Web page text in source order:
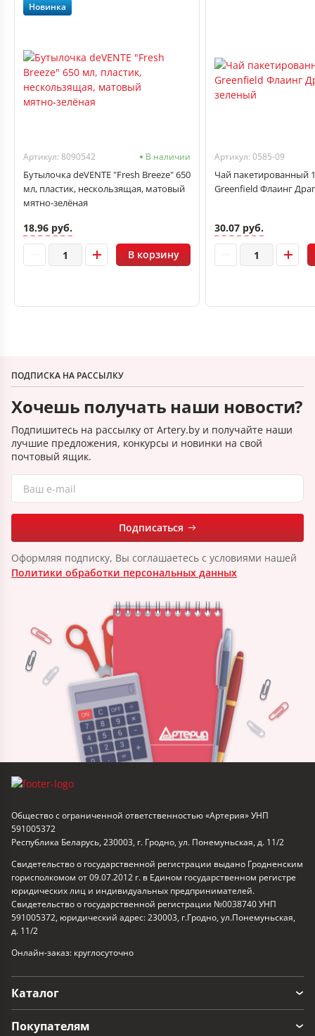
Новинка
Артикул: 8090542 В наличии
Бутылочка deVENTE "Fresh Breeze" 650
мл, пластик, нескользящая, матовый
мятно‑зелёная
18.96 руб.
В корзину
Артикул: 0585-09
Чай пакетированный
Greenfield Флаинг
30.07 руб.
ПОДПИСКА НА РАССЫЛКУ
Хочешь получать наши новости?
Подпишитесь на рассылку от Artery.by и получайте наши
лучшие предложения, конкурсы и новинки на свой
почтовый ящик.
Подписаться
Оформляя подписку, Вы соглашаетесь с условиями нашей
Политики обработки персональных данных
Общество с ограниченной ответственностью «Артерия» УНП
591005372
Республика Беларусь, 230003, г. Гродно, ул. Понемуньская, д. 11/2
Свидетельство о государственной регистрации выдано Гродненским
горисполкомом от 09.07.2012 г. в Едином государственном регистре
юридических лиц и индивидуальных предпринимателей.
Свидетельство о государственной регистрации №0038740 УНП
591005372, юридический адрес: 230003, г.Гродно, ул.Понемуньская,
д. 11/2
Онлайн-заказ: круглосуточно
Каталог
Покупателям